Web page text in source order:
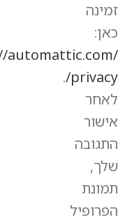
זמינה
כאן:
automattic.com/
privacy/
.
לאחר
אישור
התגובה
שלך,
תמונת
הפרופיל